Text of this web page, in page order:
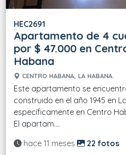
HEC2691
Apartamento de 4
por $ 47.000 en
Habana
CENTRO HABANA, LA HABANA.
Este apartamento se
construido en el año 1945 en
específicamente en Centro
El apartam....
Actualizado:
hace 11 meses 22 fotos